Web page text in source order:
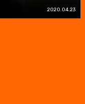
2020.04.23